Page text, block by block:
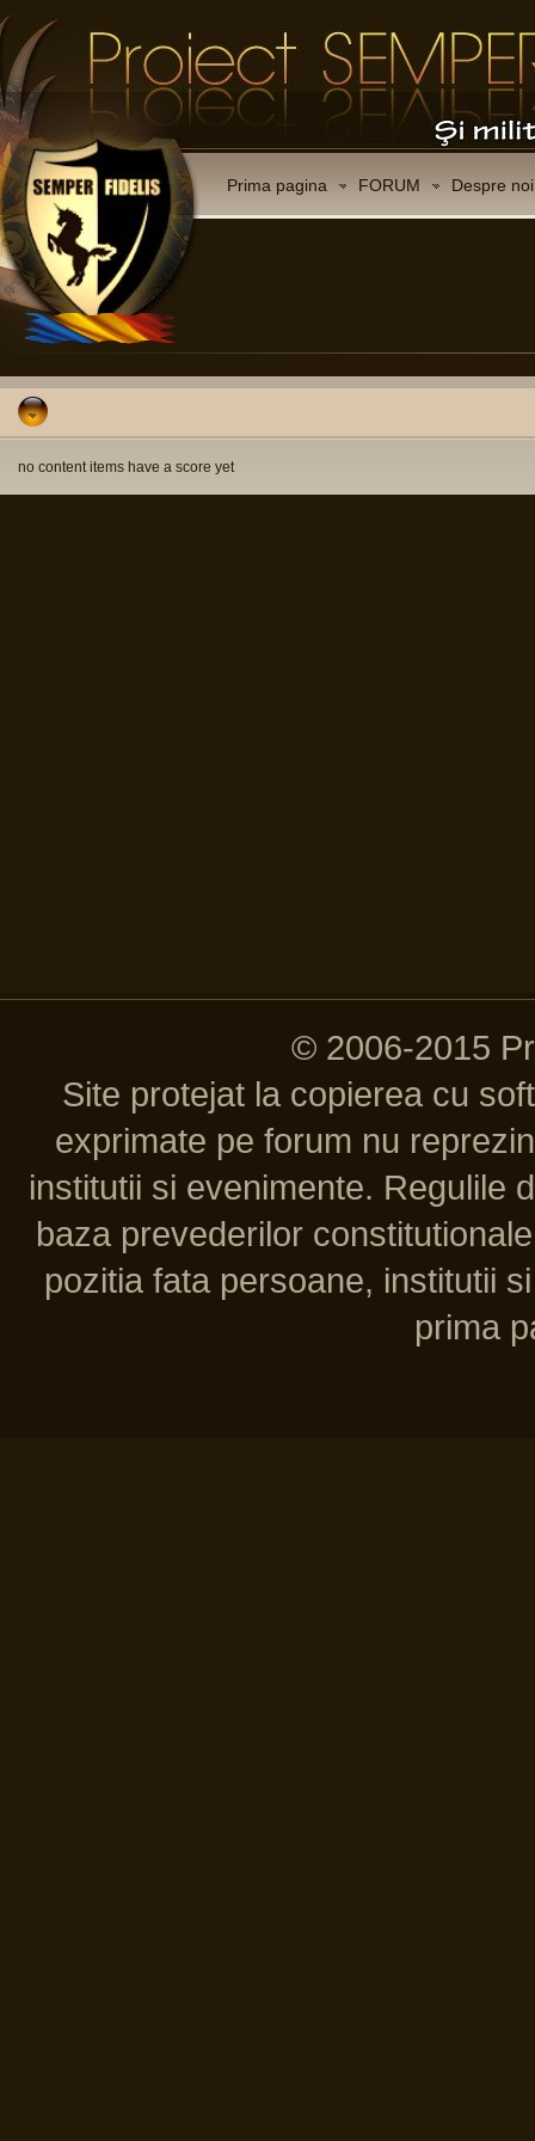
Prima pagina FORUM Despre noi
no content items have a score yet
© 2006-2015
Site protejat la copierea cu
exprimate pe forum nu
institutii si evenimente. Regulile
baza prevederilor
pozitia fata persoane, institutii
prima